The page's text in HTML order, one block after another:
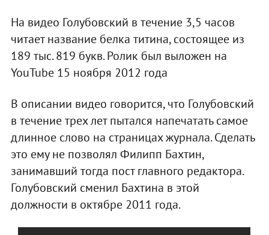
На видео Голубовский в течение 3,5 часов
читает название белка титина, состоящее из
189 тыс. 819 букв. Ролик был выложен на
YouTube 15 ноября 2012 года
В описании видео говорится, что Голубовский
в течение трех лет пытался напечатать самое
длинное слово на страницах журнала. Сделать
это ему не позволял Филипп Бахтин,
занимавший тогда пост главного редактора.
Голубовский сменил Бахтина в этой
должности в октябре 2011 года.